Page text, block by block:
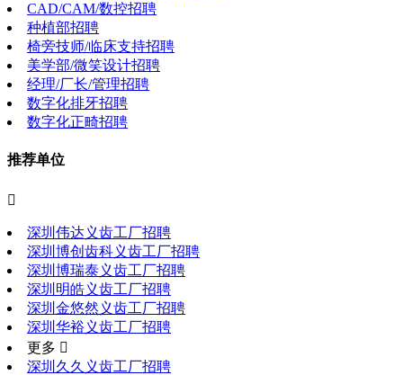
CAD/CAM/数控招聘
种植部招聘
椅旁技师/临床支持招聘
美学部/微笑设计招聘
经理/厂长/管理招聘
数字化排牙招聘
数字化正畸招聘
推荐单位

深圳伟达义齿工厂招聘
深圳博创齿科义齿工厂招聘
深圳博瑞泰义齿工厂招聘
深圳明皓义齿工厂招聘
深圳金悠然义齿工厂招聘
深圳华裕义齿工厂招聘
更多 
深圳久久义齿工厂招聘